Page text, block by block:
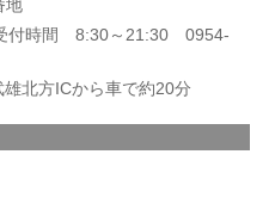
地
付時間 8:30～21:30 0954-
北方ICから車で約20分